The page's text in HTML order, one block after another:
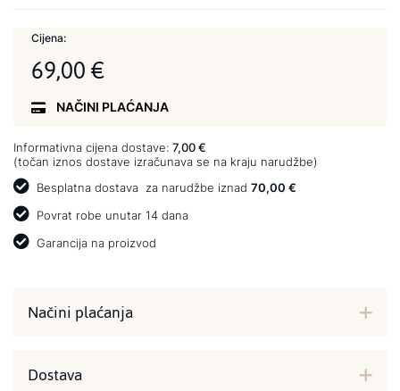
Cijena:
69,00 €
NAČINI PLAĆANJA
Informativna cijena dostave: 7,00 €
(točan iznos dostave izračunava se na kraju narudžbe)
Besplatna dostava za narudžbe iznad 70,00 €
Povrat robe unutar 14 dana
Garancija na proizvod
Načini plaćanja
Dostava